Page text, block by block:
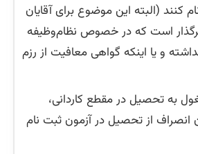
کنند (البته این موضوع برای آقایان
است که در خصوص نظام‌وظیفه
و یا اینکه گواهی معافیت از رزم
به تحصیل در مقطع کاردانی،
انصراف از تحصیل در آزمون ثبت نام